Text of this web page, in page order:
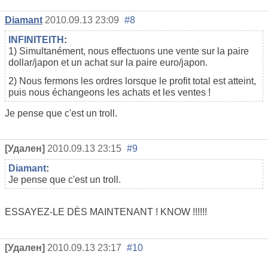
Diamant 2010.09.13 23:09 #8
INFINITEITH :
1) Simultanément, nous effectuons une vente sur la paire
dollar/japon et un achat sur la paire euro/japon.
2) Nous fermons les ordres lorsque le profit total est atteint,
puis nous échangeons les achats et les ventes !
Je pense que c'est un troll.
[Удален] 2010.09.13 23:15 #9
Diamant:
Je pense que c'est un troll.
ESSAYEZ-LE DÈS MAINTENANT ! KNOW !!!!!!
[Удален] 2010.09.13 23:17 #10